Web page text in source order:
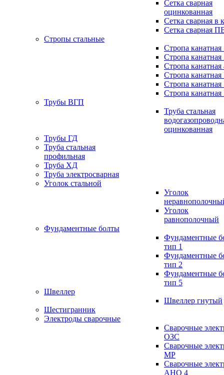
Сетка сварная
оцинкованная
Сетка сварная в
Сетка сварная
Стропы стальные
Стропа
Стропа
Стропа
Стропа
Стропа
Стропа
Трубы ВГП
Труба стальная
оцинкованная
Трубы ГД
Труба стальная
профильная
Труба ХД
Труба электросварная
Уголок стальной
Уголок
Уголок
равнополочный
Фундаментные болты
Фундаментные
тип 1
Фундаментные
тип 2
Фундаментные
тип 5
Швеллер
Швеллер гнутый
Шестигранник
Электроды сварочные
Сварочные
ОЗС
Сварочные
МР
Сварочные
АНО 4